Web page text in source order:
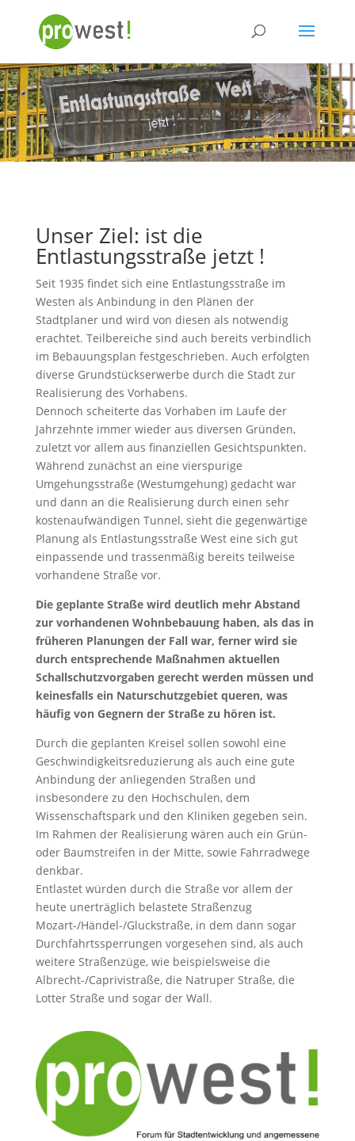
Unser Ziel: ist die
Entlastungsstraße jetzt !
Seit 1935 findet sich eine Entlastungsstraße im
Westen als Anbindung in den Plänen der
Stadtplaner und wird von diesen als notwendig
erachtet. Teilbereiche sind auch bereits verbindlich
im Bebauungsplan festgeschrieben. Auch erfolgten
diverse Grundstückserwerbe durch die Stadt zur
Realisierung des Vorhabens.
Dennoch scheiterte das Vorhaben im Laufe der
Jahrzehnte immer wieder aus diversen Gründen,
zuletzt vor allem aus finanziellen Gesichtspunkten.
Während zunächst an eine vierspurige
Umgehungsstraße (Westumgehung) gedacht war
und dann an die Realisierung durch einen sehr
kostenaufwändigen Tunnel, sieht die gegenwärtige
Planung als Entlastungsstraße West eine sich gut
einpassende und trassenmäßig bereits teilweise
vorhandene Straße vor.
Die geplante Straße wird deutlich mehr Abstand
zur vorhandenen Wohnbebauung haben, als das in
früheren Planungen der Fall war, ferner wird sie
durch entsprechende Maßnahmen aktuellen
Schallschutzvorgaben gerecht werden müssen und
keinesfalls ein Naturschutzgebiet queren, was
häufig von Gegnern der Straße zu hören ist.
Durch die geplanten Kreisel sollen sowohl eine
Geschwindigkeitsreduzierung als auch eine gute
Anbindung der anliegenden Straßen und
insbesondere zu den Hochschulen, dem
Wissenschaftspark und den Kliniken gegeben sein.
Im Rahmen der Realisierung wären auch ein Grün-
oder Baumstreifen in der Mitte, sowie Fahrradwege
denkbar.
Entlastet würden durch die Straße vor allem der
heute unerträglich belastete Straßenzug
Mozart-/Händel-/Gluckstraße, in dem dann sogar
Durchfahrtssperrungen vorgesehen sind, als auch
weitere Straßenzüge, wie beispielsweise die
Albrecht-/Caprivistraße, die Natruper Straße, die
Lotter Straße und sogar der Wall.